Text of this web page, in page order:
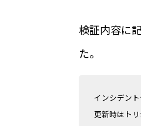
検証内容に
た。
インシデン
更新時はトリ